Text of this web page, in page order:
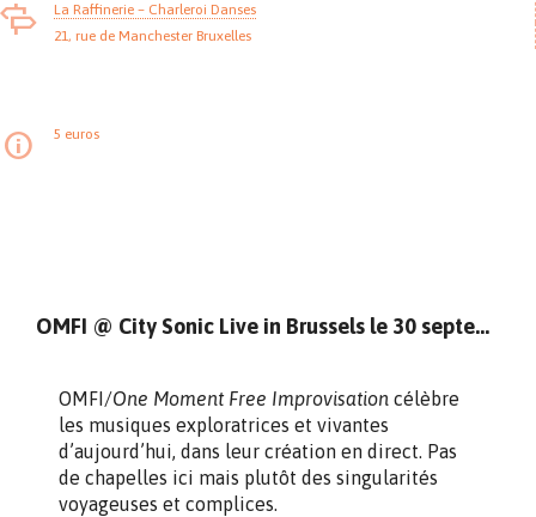
La Raffinerie – Charleroi Danses
21, rue de Manchester Bruxelles
5 euros
OMFI @ City Sonic Live in Brussels le 30 septembre
OMFI/One Moment Free Improvisation célèbre
les musiques exploratrices et vivantes
d’aujourd’hui, dans leur création en direct. Pas
de chapelles ici mais plutôt des singularités
voyageuses et complices.